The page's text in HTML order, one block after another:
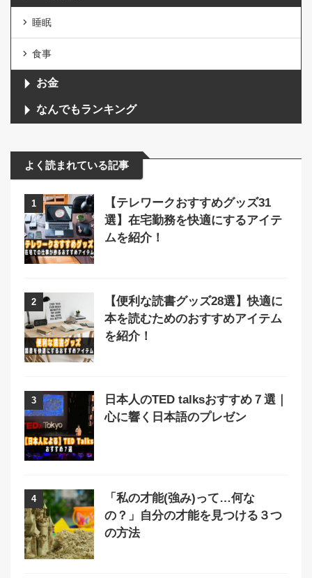
睡眠
食事
お金
なんでもランキング
よく読まれている記事
1
【テレワークおすすめグッズ31
選】在宅勤務を快適にするアイテ
ムを紹介！
2
【便利な読書グッズ28選】快適に
本を読むためのおすすめアイテム
を紹介！
3
日本人のTED talksおすすめ７選｜
心に響く日本語のプレゼン
4
「私の才能(強み)って…何な
の？」自分の才能を見つける３つ
の方法